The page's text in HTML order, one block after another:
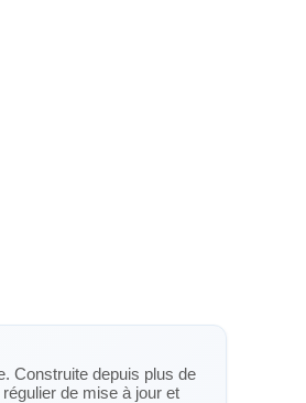
Construite depuis plus de
de mise à jour et